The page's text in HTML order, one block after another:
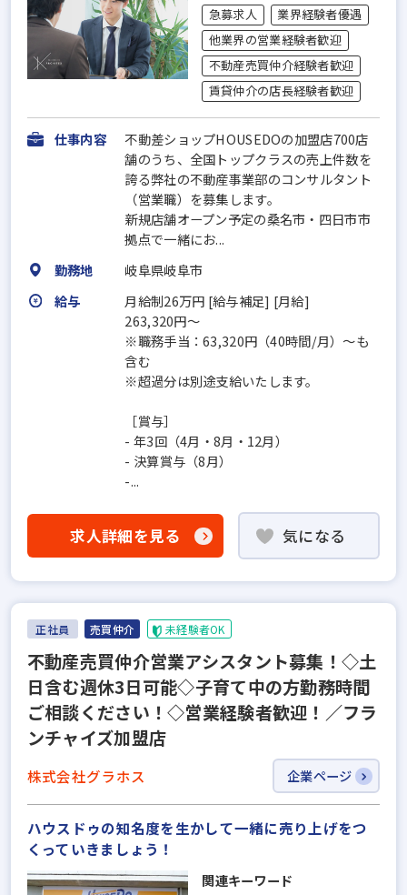
急募求人
業界経験者優遇
他業界の営業経験者歓迎
不動産売買仲介経験者歓迎
賃貸仲介の店長経験者歓迎
仕事内容
不動差ショップHOUSEDOの加盟店700店
舗のうち、全国トップクラスの売上件数を
誇る弊社の不動産事業部のコンサルタント
（営業職）を募集します。
新規店舗オープン予定の桑名市・四日市市
拠点で一緒にお...
勤務地
岐阜県岐阜市
給与
月給制26万円 [給与補足] [月給]
263,320円～
※職務手当：63,320円（40時間/月）～も
含む
※超過分は別途支給いたします。
［賞与］
- 年3回（4月・8月・12月）
- 決算賞与（8月）
-...
求人詳細を見る 気になる
正社員 売買仲介 未経験者OK
不動産売買仲介営業アシスタント募集！◇土
日含む週休3日可能◇子育て中の方勤務時間
ご相談ください！◇営業経験者歓迎！／フラ
ンチャイズ加盟店
株式会社グラホス 企業ページ
ハウスドゥの知名度を生かして一緒に売り上げをつ
くっていきましょう！
関連キーワード